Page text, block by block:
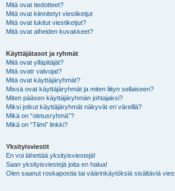
Mitä ovat tiedotteet?
Mitä ovat kiinnitetyt viestiketjut
Mitä ovat lukitut viestiketjut?
Mitä ovat aiheiden kuvakkeet?
Käyttäjätasot ja ryhmät
Mitä ovat ylläpitäjät?
Mitä ovatr valvojat?
Mitä ovat käyttäjäryhmät?
Missä ovat käyttäjäryhmät ja miten liityn sellaiseen?
Miten pääsen käyttäjäryhmän johtajaksi?
Miksi jotkut käyttäjäryhmät näkyvät eri väreillä?
Mikä on “oletusryhmä”?
Mikä on “Tiimi” linkki?
Yksityisviestit
En voi lähettää yksityisviestejä!
Saan yksityisviestejä joita en halua!
Olen saanut roskapostia tai väärinkäytöksiä sisältäviä